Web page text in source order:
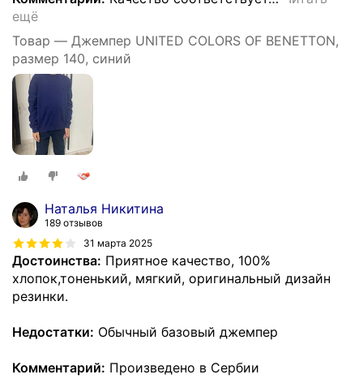
ещё
Товар — Джемпер UNITED COLORS OF BENETTON,
размер 140, синий
Наталья Никитина
189 отзывов
31 марта 2025
Достоинства: Приятное качество, 100%
хлопок,тоненький, мягкий, оригинальный дизайн
резинки.
Недостатки: Обычный базовый джемпер
Комментарий: Произведено в Сербии